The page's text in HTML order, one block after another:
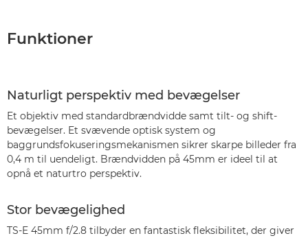
Funktioner
Naturligt perspektiv med bevægelser
Et objektiv med standardbrændvidde samt tilt- og shift-
bevægelser. Et svævende optisk system og
baggrundsfokuseringsmekanismen sikrer skarpe billeder fra
0,4 m til uendeligt. Brændvidden på 45mm er ideel til at
opnå et naturtro perspektiv.
Stor bevægelighed
TS-E 45mm f/2.8 tilbyder en fantastisk fleksibilitet, der giver